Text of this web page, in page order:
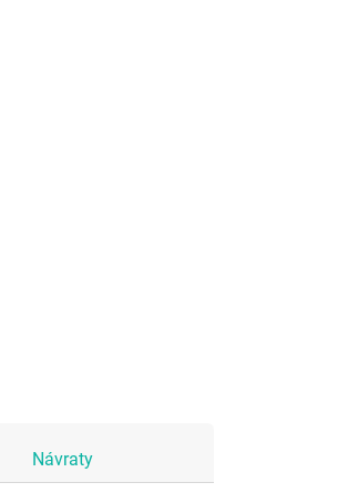
Návraty